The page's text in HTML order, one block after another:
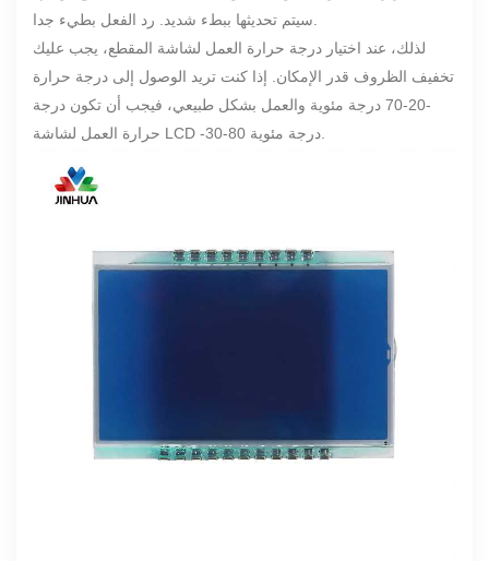
لذلك، عند اختيار درجة حرارة العمل لشاشة المقطع، يجب عليك
تخفيف الظروف قدر الإمكان. إذا كنت تريد الوصول إلى درجة حرارة
-20-70 درجة مئوية والعمل بشكل طبيعي، فيجب أن تكون درجة